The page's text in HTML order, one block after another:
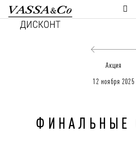
Акция
12 ноября 2025
ФИНАЛЬНЫЕ